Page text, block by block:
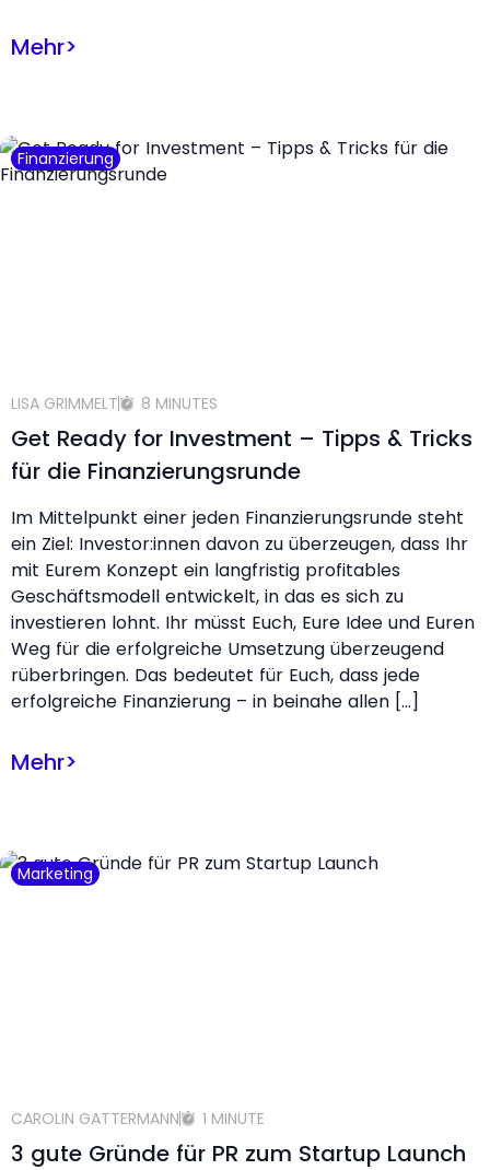
Mehr>
Finanzierung
LISA GRIMMELT 8 MINUTES
Get Ready for Investment – Tipps & Tricks
für die Finanzierungsrunde
Im Mittelpunkt einer jeden Finanzierungsrunde steht
ein Ziel: Investor:innen davon zu überzeugen, dass Ihr
mit Eurem Konzept ein langfristig profitables
Geschäftsmodell entwickelt, in das es sich zu
investieren lohnt. Ihr müsst Euch, Eure Idee und Euren
Weg für die erfolgreiche Umsetzung überzeugend
rüberbringen. Das bedeutet für Euch, dass jede
erfolgreiche Finanzierung – in beinahe allen […]
Mehr>
Marketing
CAROLIN GATTERMANN 1 MINUTE
3 gute Gründe für PR zum Startup Launch